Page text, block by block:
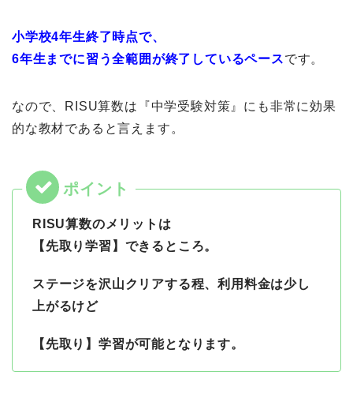
小学校4年生終了時点で、
6年生までに習う全範囲が終了しているペースです。
なので、RISU算数は『中学受験対策』にも非常に効果
的な教材であると言えます。
RISU算数のメリットは
【先取り学習】できるところ。
ステージを沢山クリアする程、利用料金は少し
上がるけど
【先取り】学習が可能となります。